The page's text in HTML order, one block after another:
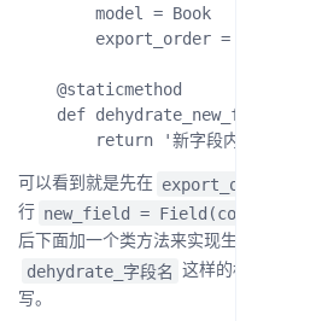
        model = Book
export_order = ('id',
    @staticmethod
def
可以看到就是先在 export_order
行 new_field =
后下面加一个类方法来实现生成这个字
dehydrate_字段名
这样的格式来命名
写。